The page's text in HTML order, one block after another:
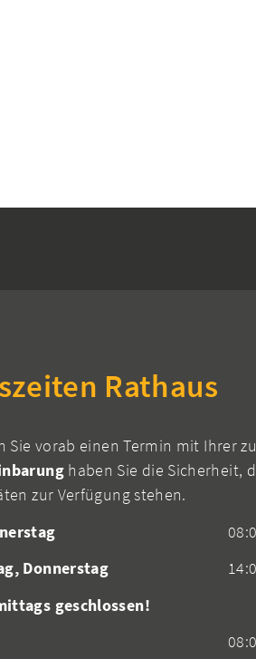
Rathaus
Sie vorab einen Termin mit Ihrer
haben Sie die Sicherheit,
zur Verfügung stehen.
Donnerstag
geschlossen!